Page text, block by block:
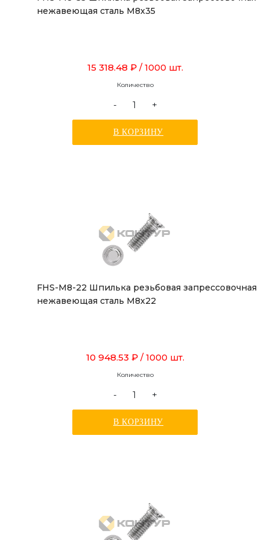
нежавеющая сталь М8х35
15 318.48 ₽ / 1000 шт.
Количество
- +
В КОРЗИНУ
FHS-M8-22 Шпилька резьбовая запрессовочная
нежавеющая сталь М8х22
10 948.53 ₽ / 1000 шт.
Количество
- +
В КОРЗИНУ